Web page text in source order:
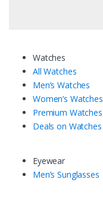
Watches
All Watches
Men’s Watches
Women’s Watches
Premium Watches
Deals on Watches
Eyewear
Men’s Sunglasses